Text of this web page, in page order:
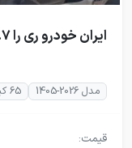
ایران خودرو ری را 1.7 لیتر توربو بنزینی مدل 2026-1405
مدل 2026-1405 65 کیلومتر
قیمت: